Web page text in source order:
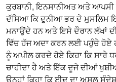
ਕੁਰਬਾਨੀ, ਇਨਸਾਨੀਅਤ ਅਤੇ ਆਪਸੀ
ਦੱਸਿਆ ਕਿ ਦੁਨੀਆ ਭਰ ਦੇ ਮੁਸਲਿਮ
ਮਨਾਉਂਦੇ ਹਨ ਅਤੇ ਇਸੇ ਦੌਰਾਨ ਲੱਖਾਂ
ਵਿੱਚ ਹੱਜ ਅਦਾ ਕਰਨ ਲਈ ਪਹੁੰਚੇ ਹੋਏ
ਨੂੰ ਅਪੀਲ ਕਰਦੇ ਹੋਏ ਕਿਹਾ ਕਿ ਸਾਰੇ
ਚਾਹੀਦਾ ਹੈ ਅਤੇ ਇੱਕ ਦੂਜੇ ਦੀਆਂ ਖੁਸ਼ੀਆਂ
ਉਨ੍ਹਾਂ ਕਿਹਾ ਕਿ ਈਦ ਦਾ ਅਸਲ